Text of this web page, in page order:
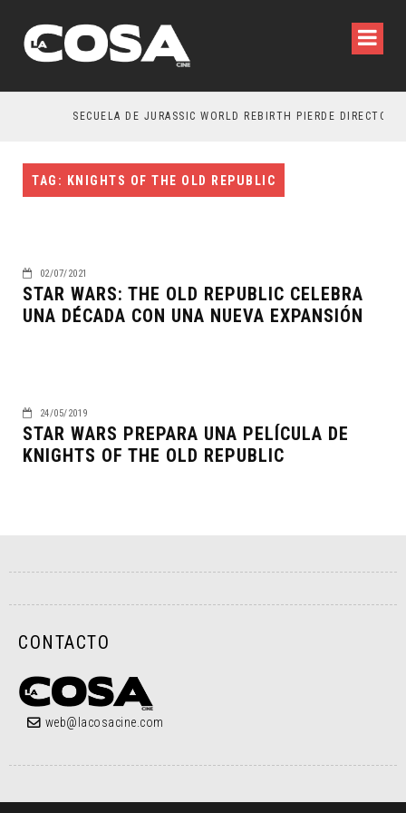
SECUELA DE JURASSIC WORLD REBIRTH PIERDE DIRECTOR
TAG: KNIGHTS OF THE OLD REPUBLIC
02/07/2021
STAR WARS: THE OLD REPUBLIC CELEBRA
UNA DÉCADA CON UNA NUEVA EXPANSIÓN
24/05/2019
STAR WARS PREPARA UNA PELÍCULA DE
KNIGHTS OF THE OLD REPUBLIC
CONTACTO
web@lacosacine.com